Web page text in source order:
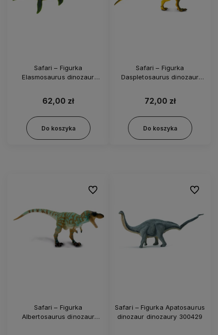
Safari – Figurka
Elasmosaurus dinozaur
62,00 zł
Do koszyka
Safari – Figurka
Daspletosaurus dinozaur
72,00 zł
Do koszyka
Safari – Figurka
Albertosaurus dinozaur
Do ulubionych
Safari – Figurka Apatosaurus
dinozaur dinozaury 300429
Do